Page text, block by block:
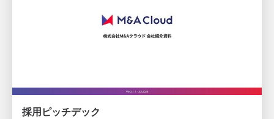
採用ピッチデック